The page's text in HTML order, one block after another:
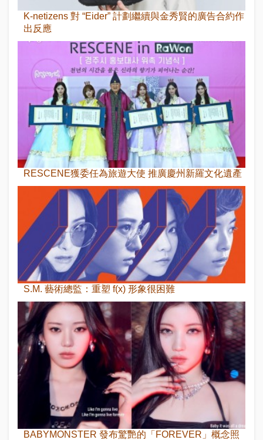
K-netizens 對 “Eider” 計劃繼續與金秀賢的廣告合約作
出反應
RESCENE獲委任為旅遊大使 推廣慶州新羅文化遺產
S.M. 藝術總監：重塑 f(x) 形象很困難
BABYMONSTER 發布驚艷的「FOREVER」概念照